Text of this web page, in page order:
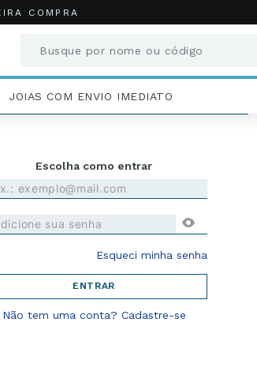
COMPRA
Busque por nome ou código
JOIAS COM ENVIO IMEDIATO
Esqueci minha senha
ENTRAR
Não tem uma conta? Cadastre-se
Termos mais buscados
4º
Colares
5º
Masculino
Argola
São Bento
Pingente